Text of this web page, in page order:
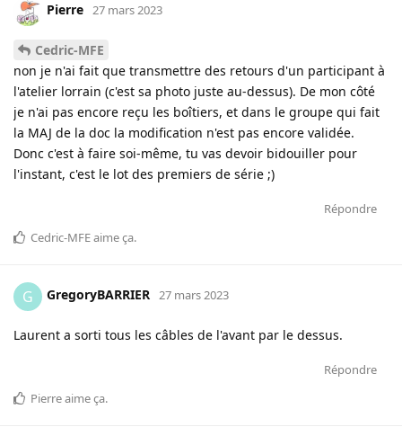
Pierre 27 mars 2023
Cedric-MFE
non je n'ai fait que transmettre des retours d'un participant à
l'atelier lorrain (c'est sa photo juste au-dessus). De mon côté
je n'ai pas encore reçu les boîtiers, et dans le groupe qui fait
la MAJ de la doc la modification n'est pas encore validée.
Donc c'est à faire soi-même, tu vas devoir bidouiller pour
l'instant, c'est le lot des premiers de série ;)
Répondre
Cedric-MFEaime ça.
G GregoryBARRIER 27 mars 2023
Laurent a sorti tous les câbles de l'avant par le dessus.
Répondre
Pierreaime ça.